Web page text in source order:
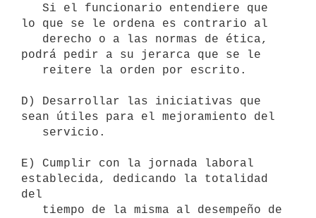
lo que se le ordena es contrario al
podrá pedir a su jerarca que se le
D) Desarrollar las iniciativas que
sean útiles para el mejoramiento del
E) Cumplir con la jornada laboral
establecida, dedicando la totalidad
del